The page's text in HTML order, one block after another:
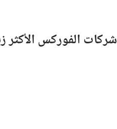
شركات الفوركس الأكثر